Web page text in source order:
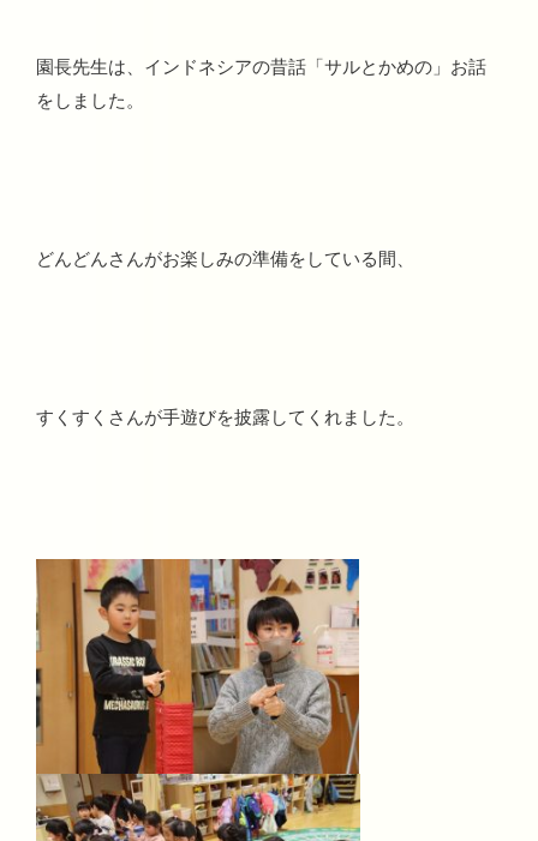
園長先生は、インドネシアの昔話「サルとかめの」お話
をしました。
どんどんさんがお楽しみの準備をしている間、
すくすくさんが手遊びを披露してくれました。